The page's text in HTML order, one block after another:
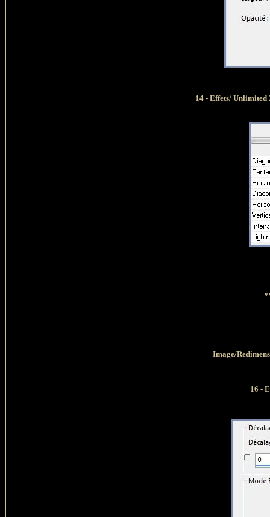
14 - Effets/
Image/
16 -